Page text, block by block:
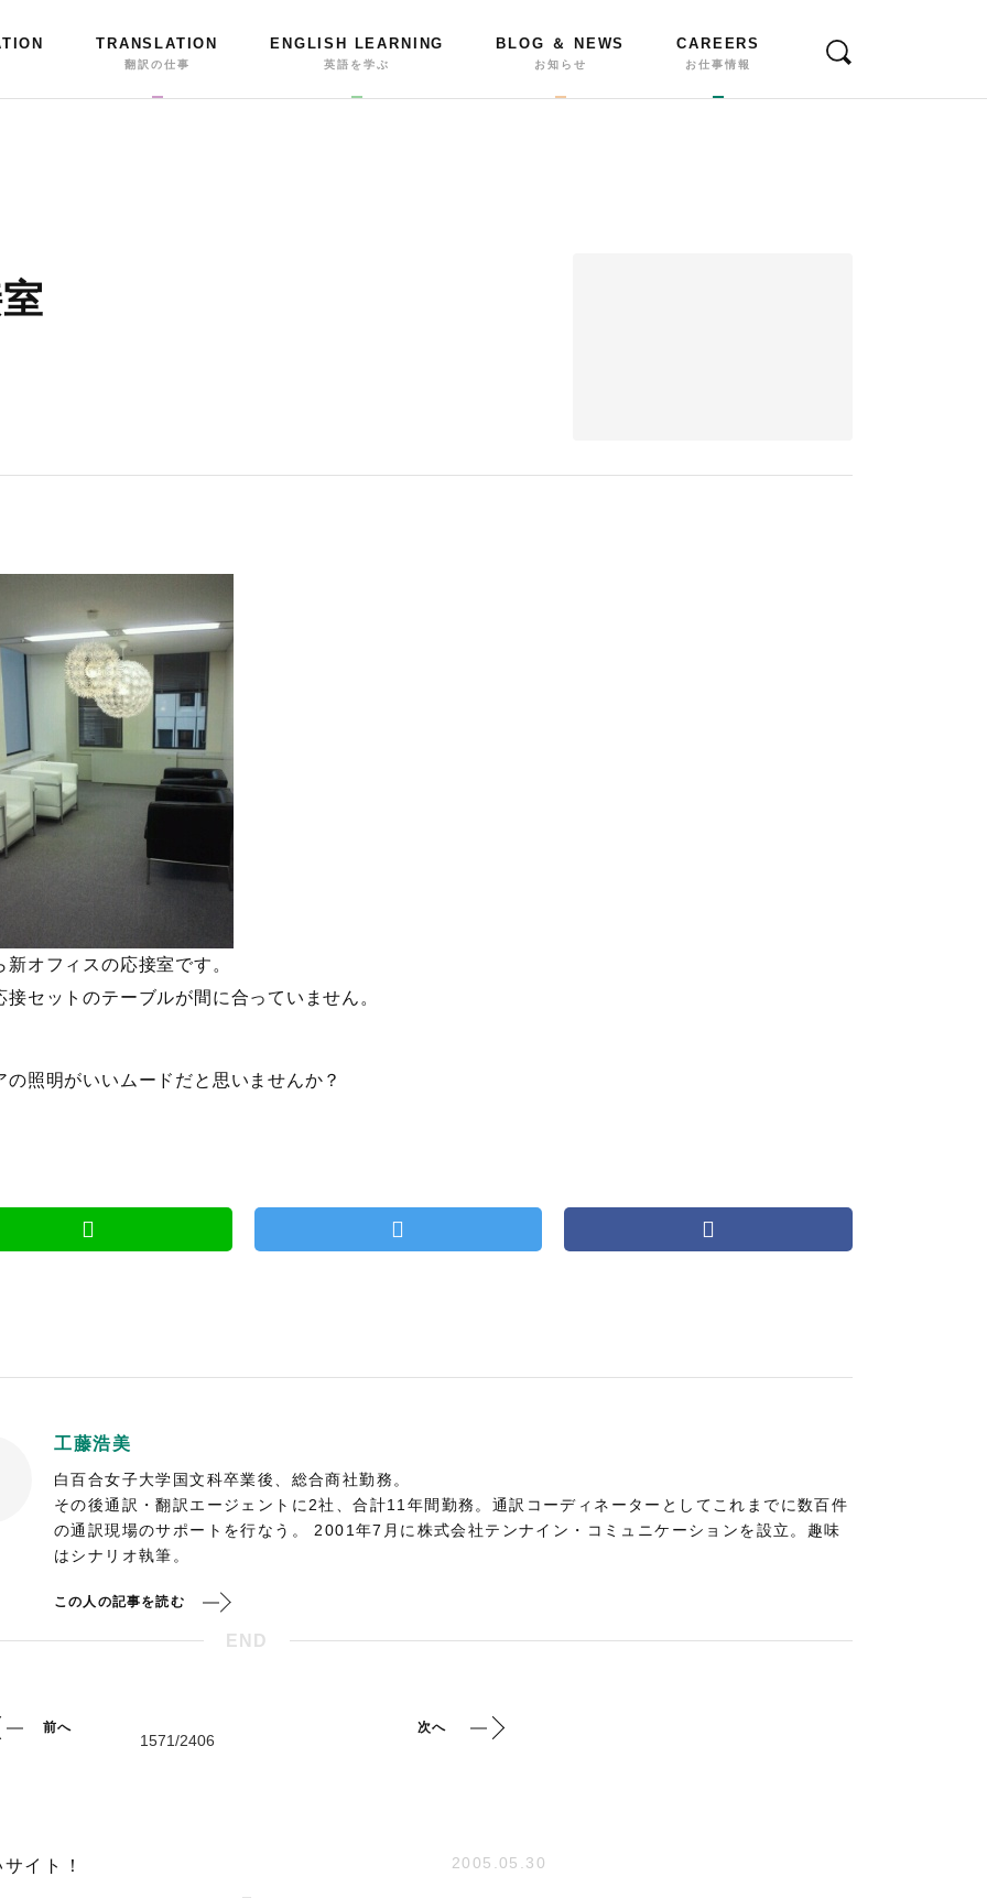
TRANSLATION
翻訳の仕事
ENGLISH LEARNING
英語を学ぶ
BLOG ＆ NEWS
お知らせ
CAREERS
お仕事情報
新オフィスの応接室です。
接セットのテーブルが間に合っていません。
の照明がいいムードだと思いませんか？
工藤浩美
白百合女子大学国文科卒業後、総合商社勤務。
その後通訳・翻訳エージェントに2社、合計11年間勤務。通訳コーディネーターとしてこれまでに数百件
の通訳現場のサポートを行なう。 2001年7月に株式会社テンナイン・コミュニケーションを設立。趣味
はシナリオ執筆。
この人の記事を読む
END
前へ 次へ
イト！ 2005.05.30